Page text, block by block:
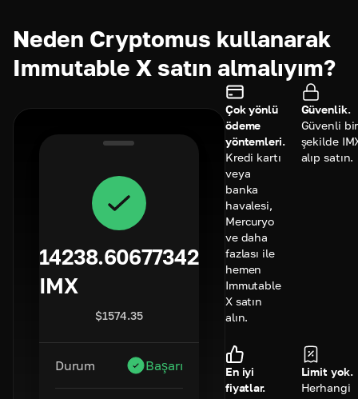
Neden Cryptomus kullanarak
Immutable X satın almalıyım?
14238.60677342
IMX
$1574.35
Durum Başarı
Çok yönlü
ödeme
yöntemleri.
Kredi kartı
veya
banka
havalesi,
Mercuryo
ve daha
fazlası ile
hemen
Immutable
X satın
alın.
Güvenlik.
Güvenli bir
şekilde
alıp satın.
En iyi
fiyatlar.
Limit yok.
Herhangi